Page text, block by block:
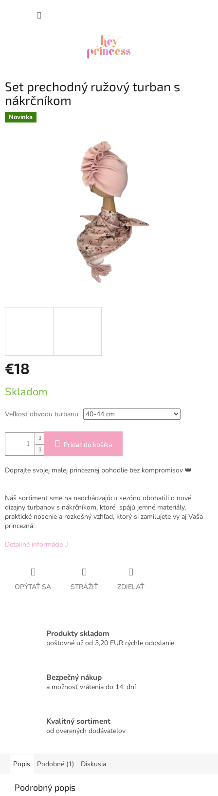
Set prechodný ružový turban s
nákrčníkom
Novinka
€18
cena:
Skladom
Veľkosť obvodu turbanu
Pridať do košíka
Doprajte svojej malej princeznej pohodlie bez kompromisov 👑
Náš sortiment sme na nadchádzajúcu sezónu obohatili o nové
dizajny turbanov s nákrčníkom, ktoré spájú jemné materiály,
praktické nosenie a rozkošný vzhľad, ktorý si zamilujete vy aj Vaša
princezná.
Detailné informácie
OPÝTAŤ SA STRÁŽIŤ ZDIEĽAŤ
Produkty skladom
poštovné už od 3,20 EUR rýchle odoslanie
Bezpečný nákup
a možnosť vrátenia do 14. dní
Kvalitný sortiment
od overených dodávateľov
Popis Podobné (1) Diskusia
Podrobný popis